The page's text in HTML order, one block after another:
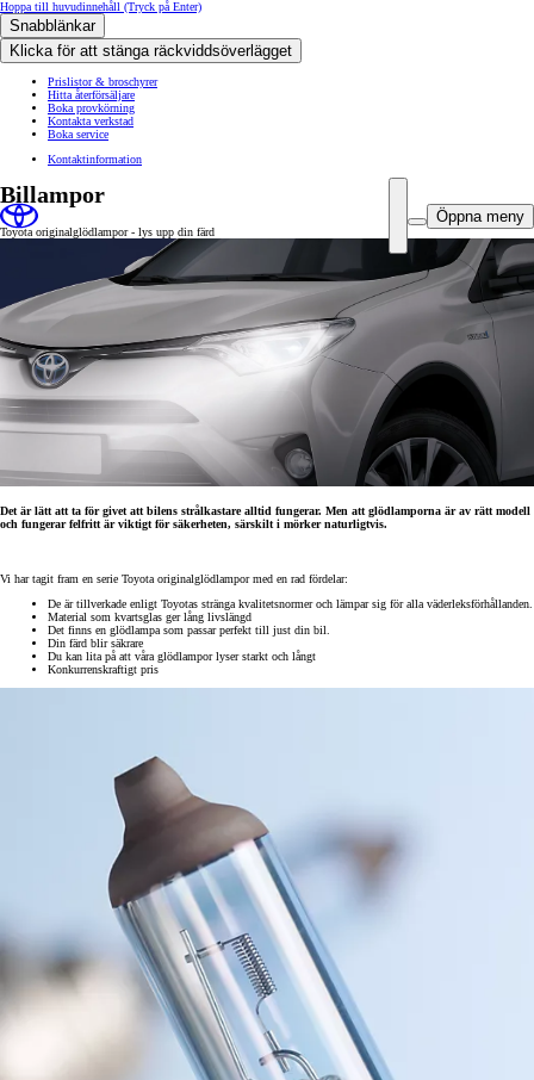
Hoppa till huvudinnehåll (Tryck på Enter)
Snabblänkar
Klicka för att stänga räckviddsöverlägget
Prislistor & broschyrer
Hitta återförsäljare
Boka provkörning
Kontakta verkstad
Boka service
Kontaktinformation
Öppna meny
Billampor
Toyota originalglödlampor - lys upp din färd
Det är lätt att ta för givet att bilens strålkastare alltid fungerar. Men att glödlamporna är av rätt modell
och fungerar felfritt är viktigt för säkerheten, särskilt i mörker naturligtvis.
Vi har tagit fram en serie Toyota originalglödlampor med en rad fördelar:
De är tillverkade enligt Toyotas stränga kvalitetsnormer och lämpar sig för alla väderleksförhållanden.
Material som kvartsglas ger lång livslängd
Det finns en glödlampa som passar perfekt till just din bil.
Din färd blir säkrare
Du kan lita på att våra glödlampor lyser starkt och långt
Konkurrenskraftigt pris